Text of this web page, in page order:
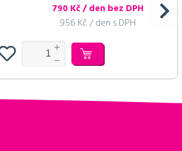
790 Kč / den bez DPH
956 Kč / den s DPH